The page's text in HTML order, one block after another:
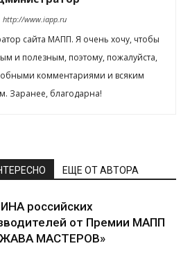
http://www.iapp.ru
сайта МАПП. Я очень хочу, чтобы
и полезным, поэтому, пожалуйста,
комментариями и всяким
Заранее, благодарна!
ЕЩЕ ОТ АВТОРА
российских
от Премии МАПП
МАСТЕРОВ»